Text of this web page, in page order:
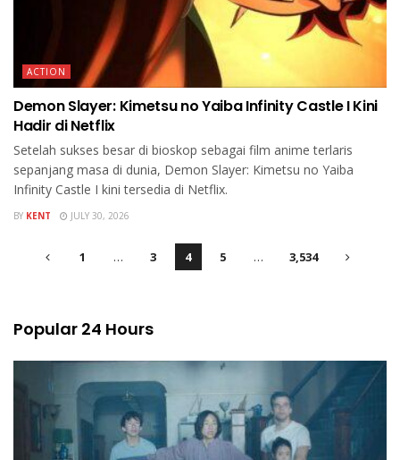
ACTION
Demon Slayer: Kimetsu no Yaiba Infinity Castle I Kini
Hadir di Netflix
Setelah sukses besar di bioskop sebagai film anime terlaris
sepanjang masa di dunia, Demon Slayer: Kimetsu no Yaiba
Infinity Castle I kini tersedia di Netflix.
BY KENT JULY 30, 2026
1 … 3 4 5 … 3,534
Popular 24 Hours